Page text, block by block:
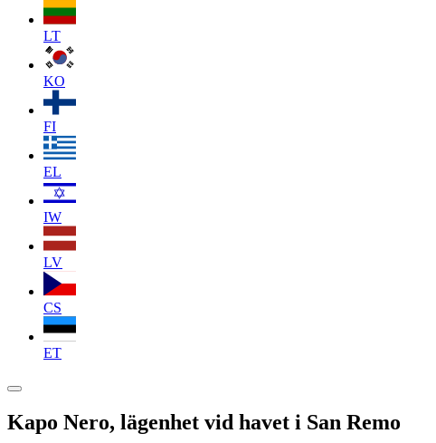
LT
KO
FI
EL
IW
LV
CS
ET
Kapo Nero, lägenhet vid havet i San Remo